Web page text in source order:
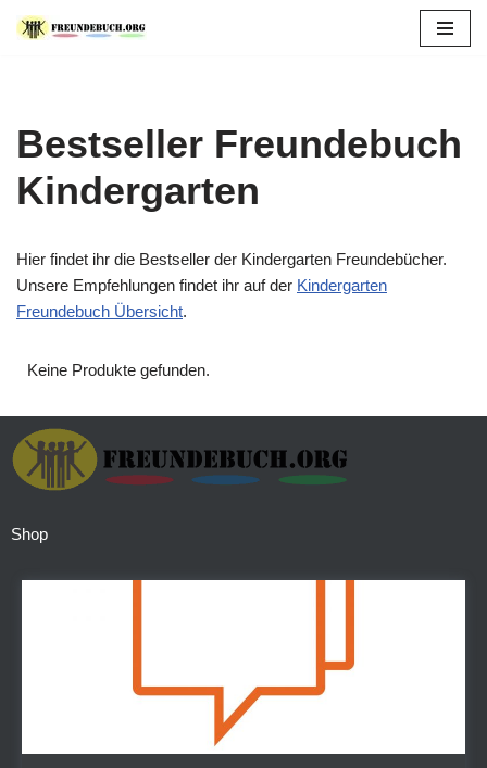
Bestseller Freundebuch
Kindergarten
Hier findet ihr die Bestseller der Kindergarten Freundebücher.
Unsere Empfehlungen findet ihr auf der Kindergarten
Freundebuch Übersicht.
Keine Produkte gefunden.
Shop